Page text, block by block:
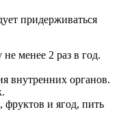
придерживаться
менее 2 раз в год.
внутренних органов.
и ягод, пить